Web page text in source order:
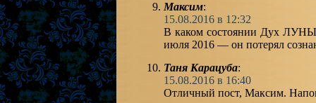
Максим:
15.08.2016 в 12:32
В каком состоянии Дух
июля 2016 — он потерял
Таня Карацуба:
15.08.2016 в 16:40
Отличный пост, Максим.